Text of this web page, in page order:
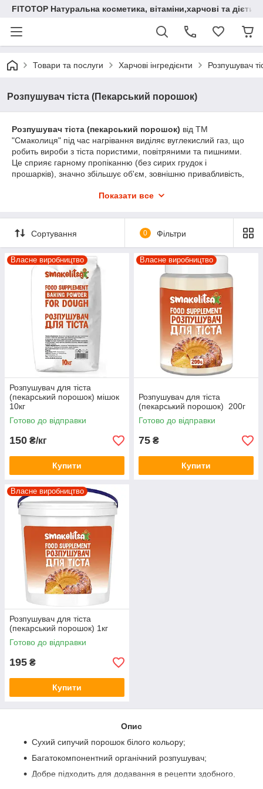
FITOTOP Натуральна косметика, вітаміни,харчові та
Товари та послуги Харчові інгредієнти Розпушувач
Розпушувач тіста (Пекарський порошок)
Розпушувач тіста (пекарський порошок) від ТМ
"Смаколиця" під час нагрівання виділяє вуглекислий газ, що
робить вироби з тіста пористими, повітряними та пишними.
Це сприяє гарному пропіканню (без сирих грудок і
прошарків), значно збільшує об'єм, зовнішню привабливість,
Через натуральність усіх компонентів не викликає побічних
продукції не впливає на її калорійність.
Міжнародна організація споживачів (Consumers International)
рекомендує замовитирозпушувач тіста оптом чи в
роздрібдля пекарської справи. Адже це допоможе завжди
підтримувати високу привабливість і якість продукції без
істотного збільшення її собівартості.
Показати все
Сортування 0 Фільтри
Власне виробництво
Розпушувач для тіста
(пекарський порошок) мішок
10кг
Готово до відправки
150 ₴/кг
Купити
Власне виробництво
Розпушувач для тіста
(пекарський порошок) 200г
Готово до відправки
75 ₴
Купити
Власне виробництво
Розпушувач для тіста
(пекарський порошок) 1кг
Готово до відправки
195 ₴
Купити
Опис
Сухий сипучий порошок білого кольору;
Багатокомпонентний органічний розпушувач;
Добре підходить для додавання в рецепти здобного,